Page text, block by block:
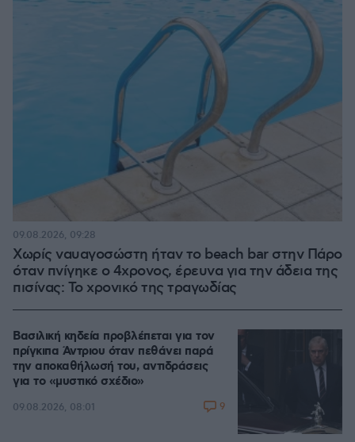
Χωρίς ναυαγοσώστη ήταν το beach bar στην Πάρο
όταν πνίγηκε ο 4χρονος, έρευνα για την άδεια της
πισίνας: Το χρονικό της τραγωδίας
09.08.2026, 09:28
Βασιλική κηδεία προβλέπεται για τον
πρίγκιπα Άντριου όταν πεθάνει παρά
την αποκαθήλωσή του, αντιδράσεις
για το «μυστικό σχέδιο»
09.08.2026, 08:01 9